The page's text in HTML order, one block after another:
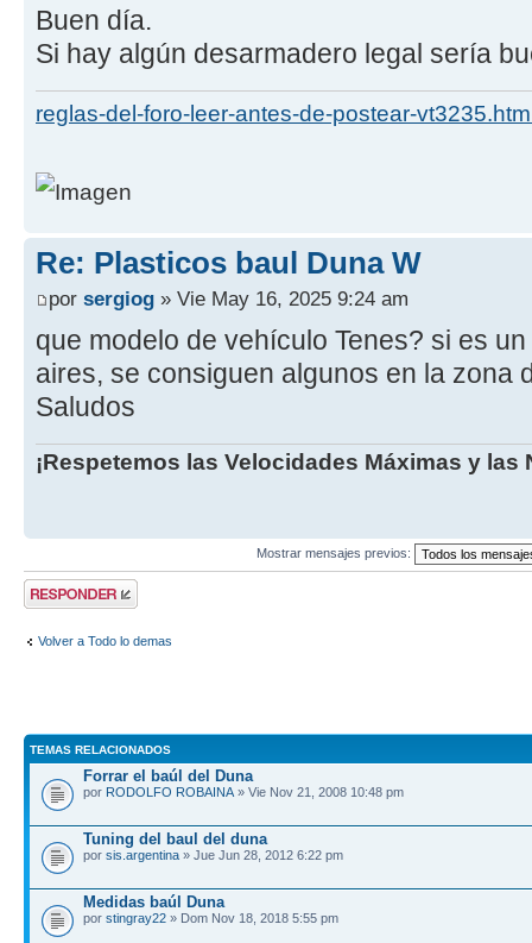
Buen día.
Si hay algún desarmadero legal sería
reglas-del-foro-leer-antes-de-postear-
Re: Plasticos baul Duna W
por sergiog » Vie May 16, 2025 9:24 am
que modelo de vehículo Tenes? si es
aires, se consiguen algunos en la zona
Saludos
¡Respetemos las Velocidades Máximas y las
Mostrar mensajes previos:
Publicar una
respuesta
Volver a Todo lo demas
TEMAS RELACIONADOS
Forrar el baúl del Duna
por RODOLFO ROBAINA » Vie Nov 21, 2008 10:48 pm
Tuning del baul del duna
por sis.argentina » Jue Jun 28, 2012 6:22 pm
Medidas baúl Duna
por stingray22 » Dom Nov 18, 2018 5:55 pm